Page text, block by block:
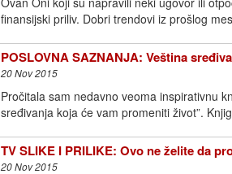
finansijski priliv. Dobri trendovi iz prošlog
POSLOVNA SAZNANJA: Veština
20 Nov 2015
Pročitala sam nedavno veoma inspirativnu
sređivanja koja će vam promeniti život”.
TV SLIKE I PRILIKE: Ovo ne želite da
20 Nov 2015